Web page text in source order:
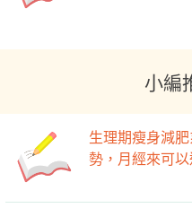
小編
生理期瘦身減
勢，月經來可以